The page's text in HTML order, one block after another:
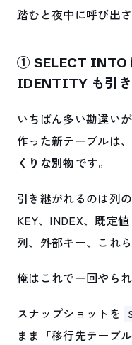
踏むと夜中に呼び出
① SELECT INTO
IDENTITY も引
いちばん多い勘違いが
作った新テーブルは
くりな別物です。
引き継がれるのは列
KEY、INDEX、既定
列、外部キー、これ
俺はこれで一回やられ
スナップショットを
まま「移行先テーブ